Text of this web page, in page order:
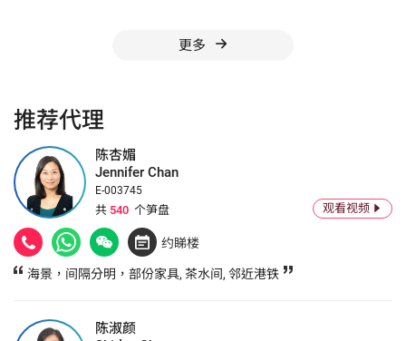
推荐代理
陈杏媚
Jennifer Chan
E-003745
共 540 个笋盘 观看视频
约睇楼
海景，间隔分明，部份家具, 茶水间, 邻近港铁
陈淑颜
更多